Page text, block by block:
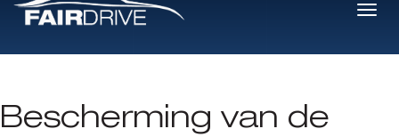
Bescherming van de